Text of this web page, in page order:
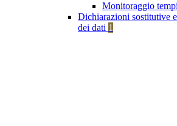
Monitoraggio
Dichiarazioni sostitutive
dei dati 1